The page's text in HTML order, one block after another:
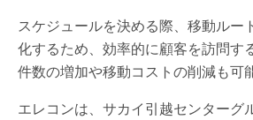
スケジュールを決める際、移動ルー
化するため、効率的に顧客を訪問す
件数の増加や移動コストの削減も可
エレコンは、サカイ引越センターグ